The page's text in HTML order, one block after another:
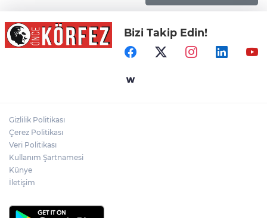
Bizi Takip Edin!
Gizlilik Politikası
Çerez Politikası
Veri Politikası
Kullanım Şartnamesi
Künye
İletişim